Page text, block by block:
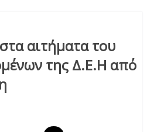
αιτήματα του
της Δ.Ε.Η από